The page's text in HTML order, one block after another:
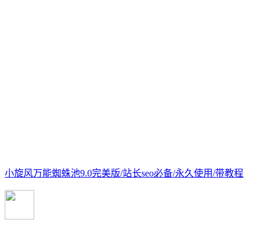
小旋风万能蜘蛛池9.0完美版/站长seo必备/永久使用/带教程